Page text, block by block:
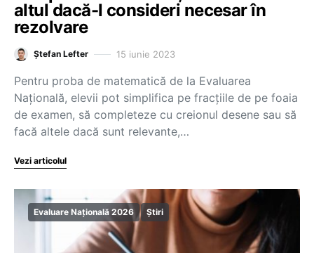
altul dacă-l consideri necesar în
rezolvare
Ștefan Lefter 15 iunie 2023
Pentru proba de matematică de la Evaluarea
Națională, elevii pot simplifica pe fracțiile de pe foaia
de examen, să completeze cu creionul desene sau să
facă altele dacă sunt relevante,…
Vezi articolul
Evaluare Națională 2026 Știri